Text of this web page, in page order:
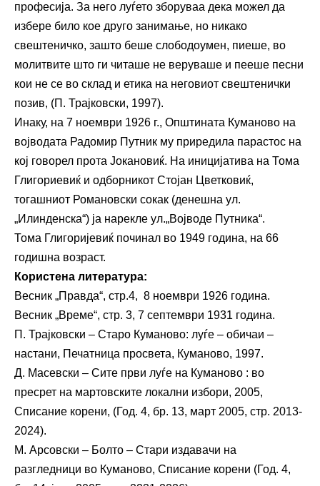
професија. За него луѓето зборуваа дека можел да
избере било кое друго занимање, но никако
свештеничко, зашто беше слободоумен, пиеше, во
молитвите што ги читаше не веруваше и пееше песни
кои не се во склад и етика на неговиот свештенички
позив, (П. Трајковски, 1997).
Инаку, на 7 ноември 1926 г., Општината Куманово на
војводата Радомир Путник му приредила парастос на
кој говорел прота Јокановиќ. На иницијатива на Тома
Глигориевиќ и одборникот Стојан Цветковиќ,
тогашниот Романовски сокак (денешна ул.
„Илинденска“) ја нарекле ул.„Војводе Путника“.
Тома Глигоријевиќ починал во 1949 година, на 66
годишна возраст.
Користена литература:
Весник „Правда“, стр.4, 8 ноември 1926 година.
Весник „Време“, стр. 3, 7 септември 1931 година.
П. Трајковски – Старо Куманово: луѓе – обичаи –
настани, Печатница просвета, Куманово, 1997.
Д. Масевски – Сите први луѓе на Куманово : во
пресрет на мартовските локални избори, 2005,
Списание корени, (Год. 4, бр. 13, март 2005, стр. 2013-
2024).
М. Арсовски – Болто – Стари издавачи на
разгледници во Куманово, Списание корени (Год. 4,